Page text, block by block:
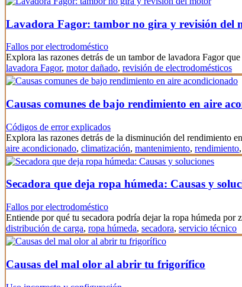
Lavadora Fagor: tambor no gira y revisión del
Fallos por electrodoméstico
Explora las razones detrás de un tambor de lavadora Fagor
lavadora Fagor, motor dañado, revisión de electrodomésticos
Causas comunes de bajo rendimiento en aire
Códigos de error explicados
Explora las razones detrás de la disminución del rendimiento
aire acondicionado, climatización, mantenimiento, rendimiento,
Secadora que deja ropa húmeda: Causas y
Fallos por electrodoméstico
Entiende por qué tu secadora podría dejar la ropa húmeda por
distribución de carga, ropa húmeda, secadora, servicio técnico
Causas del mal olor al abrir tu frigorífico